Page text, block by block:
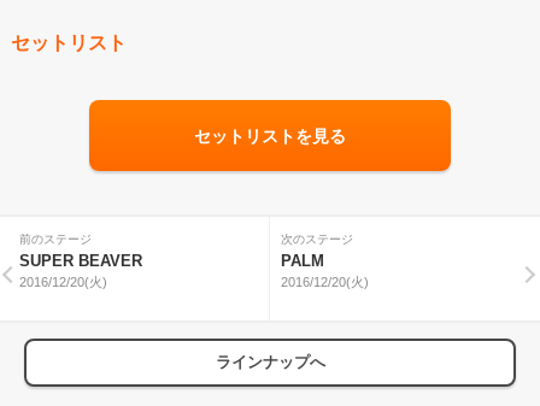
セットリスト
セットリストを見る
前のステージ
SUPER BEAVER
2016/12/20(火)
次のステージ
PALM
2016/12/20(火)
ラインナップへ